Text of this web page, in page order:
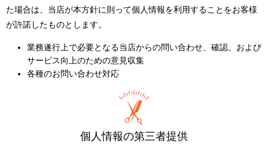
た場合は、当店が本方針に則って個人情報を利用することをお客様
が許諾したものとします。
業務遂行上で必要となる当店からの問い合わせ、確認、および
サービス向上のための意見収集
各種のお問い合わせ対応
個人情報の第三者提供